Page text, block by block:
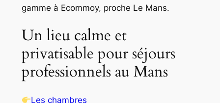
gamme à Ecommoy, proche Le Mans.
Un lieu calme et
privatisable pour séjours
professionnels au Mans
Les chambres